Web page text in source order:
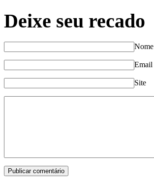
Deixe seu recado
Nome
Email
Site